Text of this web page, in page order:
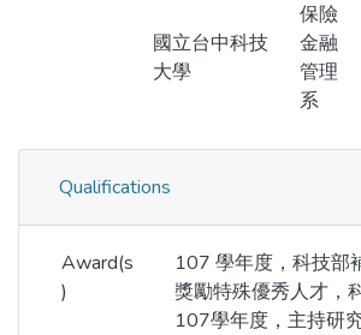
國立台中科技
大學
保險
金融
管理
系
Qualifications
Award(s
)
107 學年度，科技部
獎勵特殊優秀人才，
107學年度，主持研